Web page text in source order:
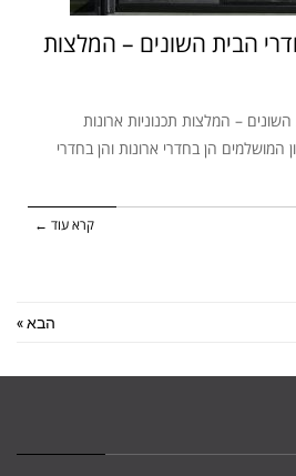
הבית השונים – המלצות
– המלצות תכנוניות ארונות
הן בחדרי ארונות והן בחדרי
קרא עוד ←
הבא »